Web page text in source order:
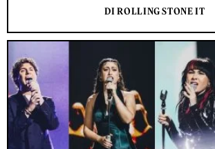
DI ROLLING STONE IT